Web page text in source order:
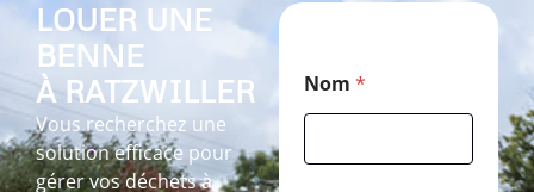
LOUER UNE
BENNE
À RATZWILLER
Vous recherchez une
solution efficace pour
gérer vos déchets à
e
s
a
Nom *